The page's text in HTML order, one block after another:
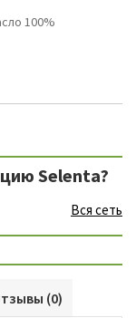
100%
Selenta?
Вся сеть
(0)